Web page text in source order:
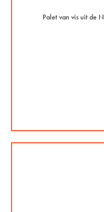
Palet van vis uit de